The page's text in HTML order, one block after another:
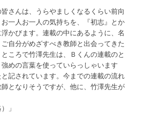
さんは、うらやましくなるくらい前向
一人お一人の気持ちを、『初志』とか
かびます。連載の中にあるように、名
自分がめざすべき教師と出会ってきた
ころで竹澤先生は、Ｂくんの連載のと
めの言葉を使っていらっしゃいます
記されています。今までの連載の流れ
となりそうですが、他に、竹澤先生が
」